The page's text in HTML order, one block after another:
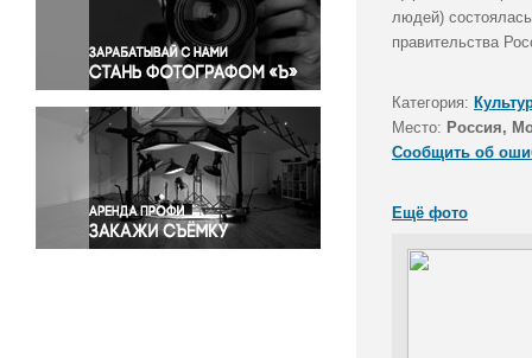
Правосудие
Происшествия и конфликты
Религия
Светская жизнь
Спорт
Экология
Экономика и бизнес
людей)
правительства
Категория:
Место: Россия,
Сообщить об
Ещё фото